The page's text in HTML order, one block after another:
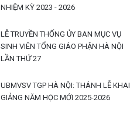
NHIỆM KỲ 2023 - 2026
LỄ TRUYỀN THỐNG ỦY BAN MỤC VỤ
SINH VIÊN TỔNG GIÁO PHẬN HÀ NỘI
LẦN THỨ 27
UBMVSV TGP HÀ NỘI: THÁNH LỄ KHAI
GIẢNG NĂM HỌC MỚI 2025-2026